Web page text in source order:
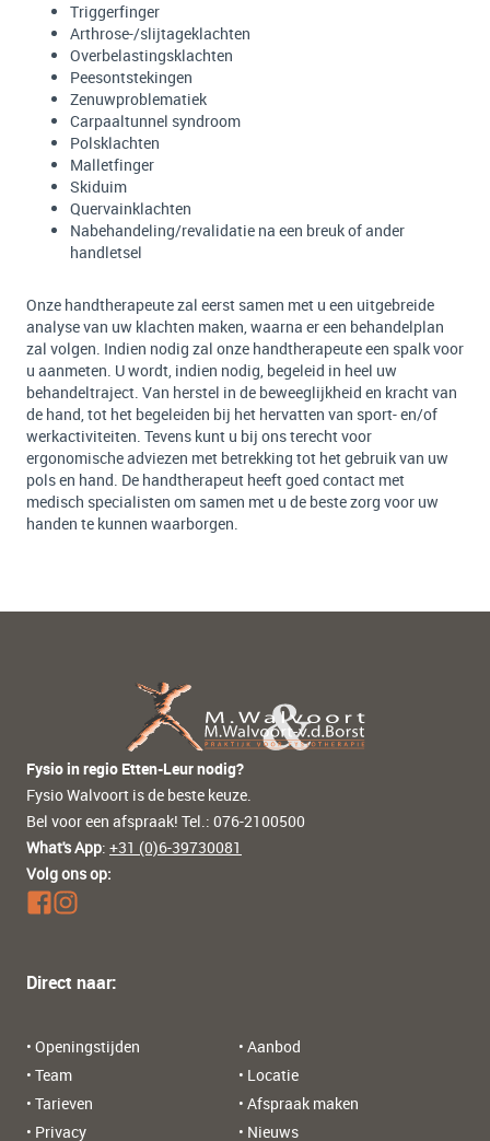
Triggerfinger
Arthrose-/slijtageklachten
Overbelastingsklachten
Peesontstekingen
Zenuwproblematiek
Carpaaltunnel syndroom
Polsklachten
Malletfinger
Skiduim
Quervainklachten
Nabehandeling/revalidatie na een breuk of ander
handletsel
Onze handtherapeute zal eerst samen met u een uitgebreide
analyse van uw klachten maken, waarna er een behandelplan
zal volgen. Indien nodig zal onze handtherapeute een spalk voor
u aanmeten. U wordt, indien nodig, begeleid in heel uw
behandeltraject. Van herstel in de beweeglijkheid en kracht van
de hand, tot het begeleiden bij het hervatten van sport- en/of
werkactiviteiten. Tevens kunt u bij ons terecht voor
ergonomische adviezen met betrekking tot het gebruik van uw
pols en hand. De handtherapeut heeft goed contact met
medisch specialisten om samen met u de beste zorg voor uw
handen te kunnen waarborgen.
Fysio in regio Etten-Leur nodig?
Fysio Walvoort is de beste keuze.
Bel voor een afspraak! Tel.: 076-2100500
What's App: +31 (0)6-39730081
Volg ons op:
Direct naar:
• Openingstijden
• Aanbod
• Team
• Locatie
• Tarieven
• Afspraak maken
• Privacy
• Nieuws